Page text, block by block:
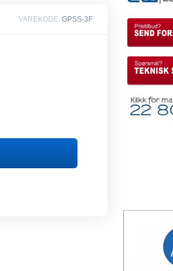
VAREKODE: GPSS-3F